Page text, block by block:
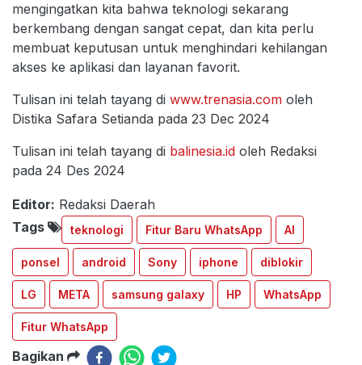
mengingatkan kita bahwa teknologi sekarang
berkembang dengan sangat cepat, dan kita perlu
membuat keputusan untuk menghindari kehilangan
akses ke aplikasi dan layanan favorit.
Tulisan ini telah tayang di www.trenasia.com oleh
Distika Safara Setianda pada 23 Dec 2024
Tulisan ini telah tayang di balinesia.id oleh Redaksi
pada 24 Des 2024
Editor: Redaksi Daerah
Tags
teknologi Fitur Baru WhatsApp AI
ponsel android Sony iphone diblokir
LG META samsung galaxy HP WhatsApp
Fitur WhatsApp
Bagikan